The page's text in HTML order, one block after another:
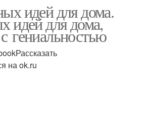
идей для дома.
идей для дома,
гениальностью
на ok.ru